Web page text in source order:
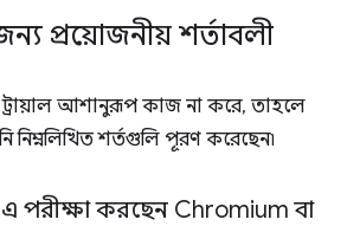
প্রয়োজনীয় শর্তাবলী
আশানুরূপ কাজ না করে, তাহলে
শর্তগুলি পূরণ করেছেন৷
পরীক্ষা করছেন Chromium বা